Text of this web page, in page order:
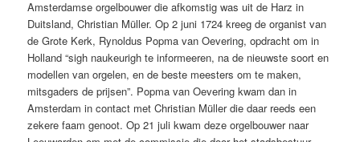
Amsterdamse orgelbouwer die afkomstig was uit de Harz in
Duitsland, Christian Müller. Op 2 juni 1724 kreeg de organist van
de Grote Kerk, Rynoldus Popma van Oevering, opdracht om in
Holland “sigh naukeurigh te informeeren, na de nieuwste soort en
modellen van orgelen, en de beste meesters om te maken,
mitsgaders de prijsen”. Popma van Oevering kwam dan in
Amsterdam in contact met Christian Müller die daar reeds een
zekere faam genoot. Op 21 juli kwam deze orgelbouwer naar